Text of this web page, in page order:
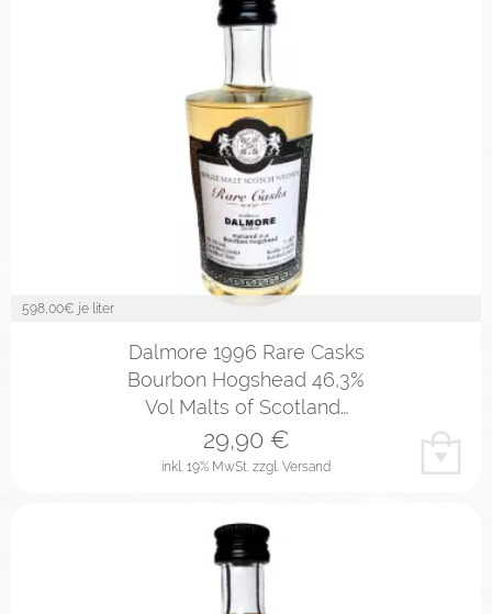
598,00€ je liter
Dalmore 1996 Rare Casks
Bourbon Hogshead 46,3%
Vol Malts of Scotland…
inkl. 19% MwSt. zzgl. Versand
29,90€